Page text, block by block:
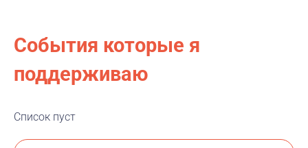
События которые я
поддерживаю
Список пуст